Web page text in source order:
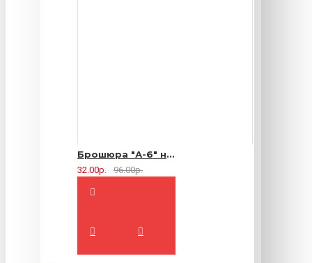
Брошюра "А-6" на 2 скрепки - 16 страниц
32.00р. 96.00р.